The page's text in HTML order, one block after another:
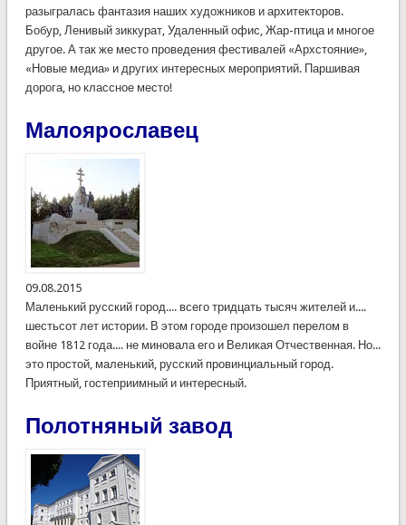
разыгралась фантазия наших художников и архитекторов.
Бобур, Ленивый зиккурат, Удаленный офис, Жар-птица и многое
другое. А так же место проведения фестивалей «Архстояние»,
«Новые медиа» и других интересных мероприятий. Паршивая
дорога, но классное место!
Малоярославец
09.08.2015
Маленький русский город.... всего тридцать тысяч жителей и....
шестьсот лет истории. В этом городе произошел перелом в
войне 1812 года.... не миновала его и Великая Отчественная. Но...
это простой, маленький, русский провинциальный город.
Приятный, гостеприимный и интересный.
Полотняный завод